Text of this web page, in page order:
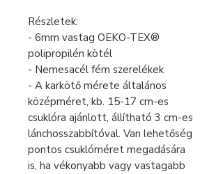
Részletek:
- 6mm vastag OEKO-TEX®
polipropilén kötél
- Nemesacél fém szerelékek
- A karkötő mérete általános
középméret, kb. 15-17 cm-es
csuklóra ajánlott, állítható 3 cm-es
lánchosszabbítóval. Van lehetőség
pontos csuklóméret megadására
is, ha vékonyabb vagy vastagabb